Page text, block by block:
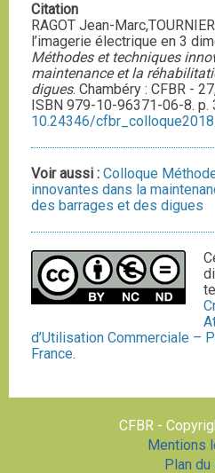
Citation
RAGOT Jean-
l’imagerie électrique en 3
Méthodes et techniques
maintenance et la
digues. Chambéry : CFBR -
ISBN 979-10-96371-06-8. p.
10.24346/
Voir aussi : Colloque
innovantes dans la
des barrages et des digues
d’Utilisation Commerciale –
France.
CFBR -
Mentions
Plan